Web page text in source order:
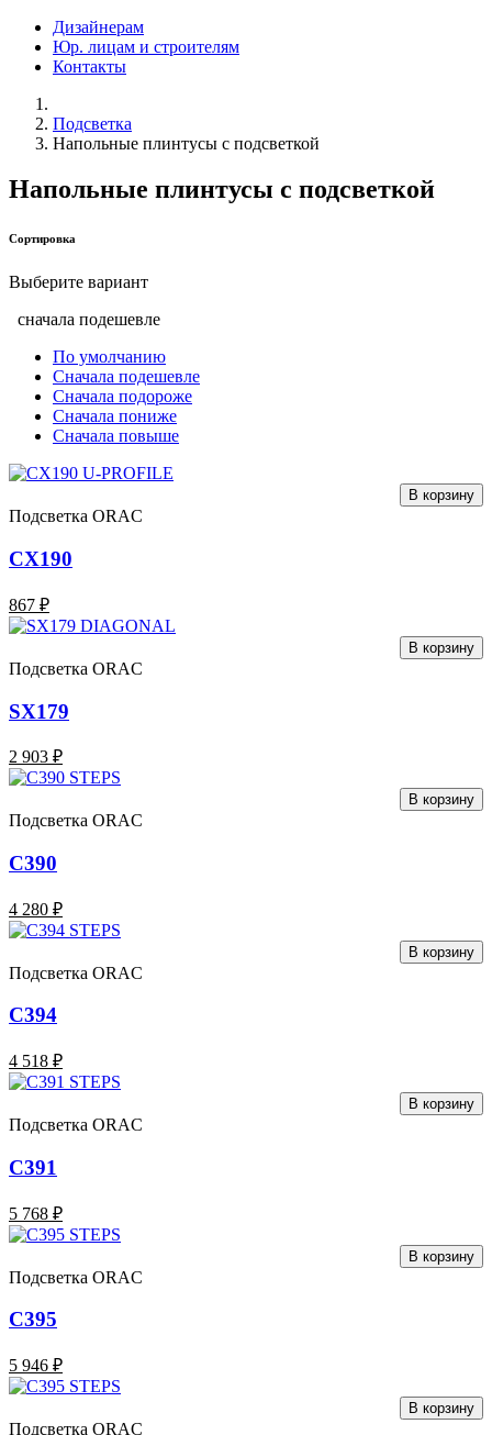
Дизайнерам
Юр. лицам и строителям
Контакты
Подсветка
Напольные плинтусы с подсветкой
Напольные плинтусы с подсветкой
Сортировка
Выберите вариант
сначала подешевле
По умолчанию
Сначала подешевле
Сначала подороже
Сначала пониже
Сначала повыше
В корзину
Подсветка ORAC
CX190
867 ₽
В корзину
Подсветка ORAC
SX179
2 903 ₽
В корзину
Подсветка ORAC
C390
4 280 ₽
В корзину
Подсветка ORAC
C394
4 518 ₽
В корзину
Подсветка ORAC
C391
5 768 ₽
В корзину
Подсветка ORAC
C395
5 946 ₽
В корзину
Подсветка ORAC